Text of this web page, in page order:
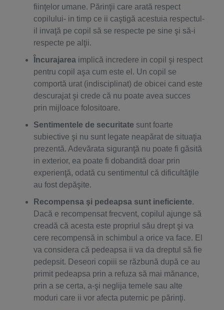
fiinţelor umane. Părinţii care arată respect
copilului- in timp ce ii caştigă acestuia respectul-
il invaţă pe copil să se respecte pe sine şi să-i
respecte pe alţii.
Încurajarea implică incredere in copil şi respect
pentru copil aşa cum este el. Un copil se
comportă urat (indisciplinat) de obicei cand este
descurajat şi crede că nu poate avea succes
prin mijloace folositoare.
Sentimentele de securitate sunt foarte
subiective şi nu sunt legate neapărat de situaţia
prezentă. Adevărata siguranţă nu poate fi găsită
in exterior, ea poate fi dobandită doar prin
experienţă, odată cu sentimentul că dificultăţile
au fost depăşite.
Recompensa şi pedeapsa sunt ineficiente.
Dacă e recompensat frecvent, copilul ajunge să
creadă că acesta este propriul său drept şi va
cere recompensă in schimbul a orice va face. El
va considera că pedeapsa ii va da dreptul să fie
pedepsit. Deseori copiii se răzbună după ce au
primit pedeapsa prin a refuza să mai mănance,
prin a se certa, a-şi neglija temele sau alte
moduri care ii vor afecta puternic pe părinţi.